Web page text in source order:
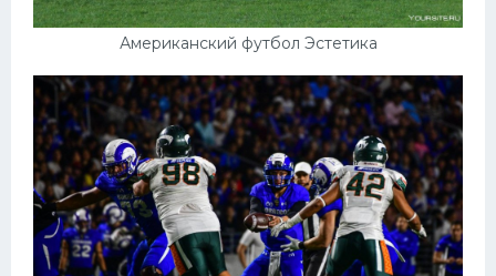
Американский футбол Эстетика